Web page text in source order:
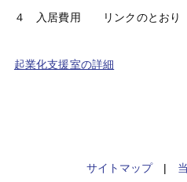
４ 入居費用 リンクのとおり
起業化支援室の詳細
サイトマップ|